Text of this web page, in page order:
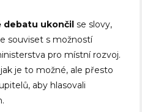
debatu ukončilse slovy,
souviset s možností
pro místní rozvoj.
je to možné, ale přesto
aby hlasovali